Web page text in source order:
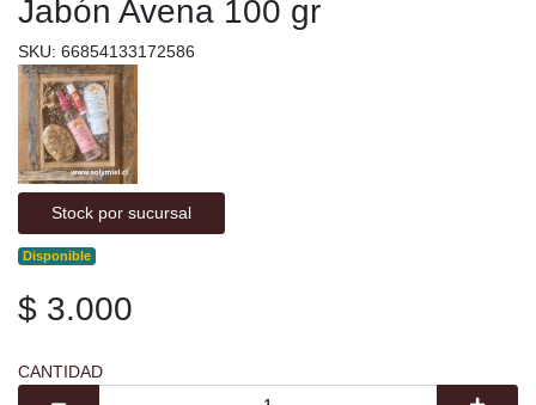
Jabón Avena 100 gr
SKU: 66854133172586
Stock por sucursal
Disponible
$ 3.000
CANTIDAD